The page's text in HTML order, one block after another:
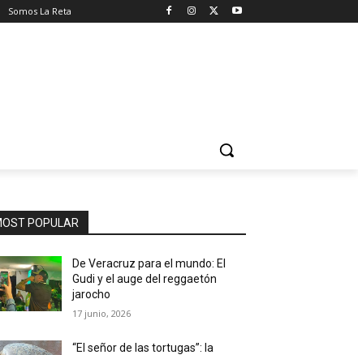
Somos La Reta
POPULAR
De Veracruz para el mundo: El
Gudi y el auge del reggaetón
jarocho
17 junio, 2026
“El señor de las tortugas”: la